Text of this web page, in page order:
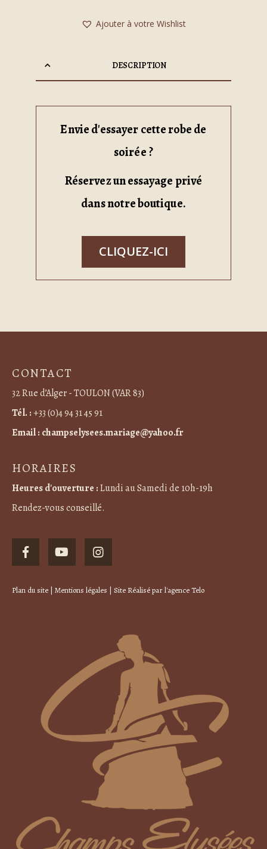
Ajouter à votre Wishlist
DESCRIPTION
Envie d'essayer cette robe de
soirée ?
Réservez un essayage privé
dans notre boutique.
CLIQUEZ-ICI
CONTACT
32 Rue d’Alger - TOULON (VAR 83)
Tél. :+33 (0)4 94 31 45 91
Email : champselysees.mariage@yahoo.fr
HORAIRES
Heures d'ouverture :Lundi au Samedi de 10h-19h
Rendez-vous conseillé.
Plan du site | Mentions légales | Site Réalisé parl'agence Telo